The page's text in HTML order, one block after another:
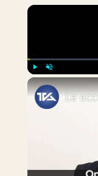
Play Unmute